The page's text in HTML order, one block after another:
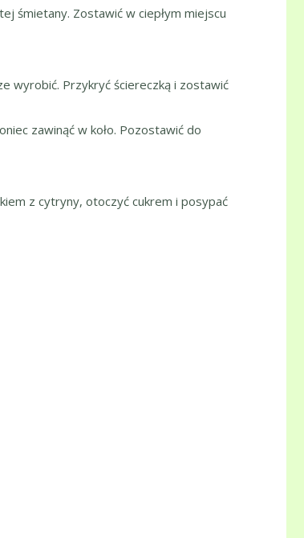
śmietany. Zostawić w ciepłym miejscu
wyrobić. Przykryć ściereczką i zostawić
zawinąć w koło. Pozostawić do
z cytryny, otoczyć cukrem i posypać